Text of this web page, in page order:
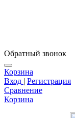
Обратный звонок
Корзина
Вход | Регистрация
Сравнение
Корзина